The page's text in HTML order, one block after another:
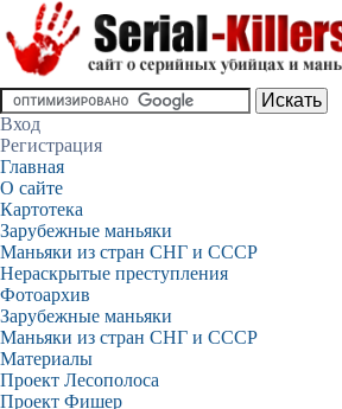
Вход
Регистрация
Главная
О сайте
Картотека
Зарубежные маньяки
Маньяки из стран СНГ и СССР
Нераскрытые преступления
Фотоархив
Зарубежные маньяки
Маньяки из стран СНГ и СССР
Материалы
Проект Лесополоса
Проект Фишер